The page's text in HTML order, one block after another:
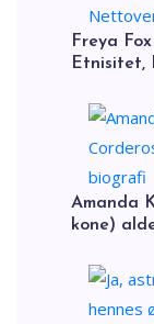
Freya
Etnisitet,
Amanda
kone)